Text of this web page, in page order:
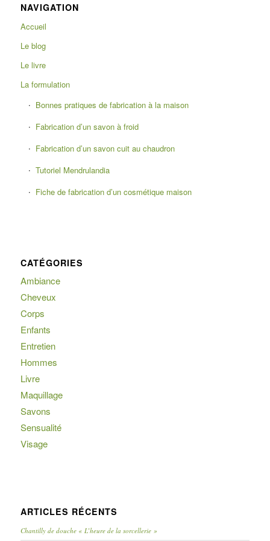
NAVIGATION
Accueil
Le blog
Le livre
La formulation
Bonnes pratiques de fabrication à la maison
Fabrication d’un savon à froid
Fabrication d’un savon cuit au chaudron
Tutoriel Mendrulandia
Fiche de fabrication d’un cosmétique maison
CATÉGORIES
Ambiance
Cheveux
Corps
Enfants
Entretien
Hommes
Livre
Maquillage
Savons
Sensualité
Visage
ARTICLES RÉCENTS
Chantilly de douche « L’heure de la sorcellerie »